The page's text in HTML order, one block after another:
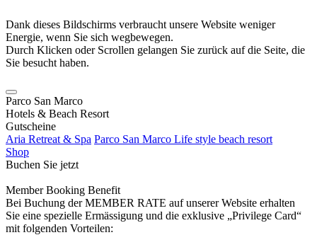
Dank dieses Bildschirms verbraucht unsere Website weniger
Energie, wenn Sie sich wegbewegen.
Durch Klicken oder Scrollen gelangen Sie zurück auf die Seite, die
Sie besucht haben.
Parco San Marco
Hotels & Beach Resort
Gutscheine
Aria Retreat & Spa Parco San Marco Life style beach resort
Shop
Buchen Sie jetzt
Member Booking Benefit
Bei Buchung der MEMBER RATE auf unserer Website erhalten
Sie eine spezielle Ermässigung und die exklusive „Privilege Card“
mit folgenden Vorteilen: